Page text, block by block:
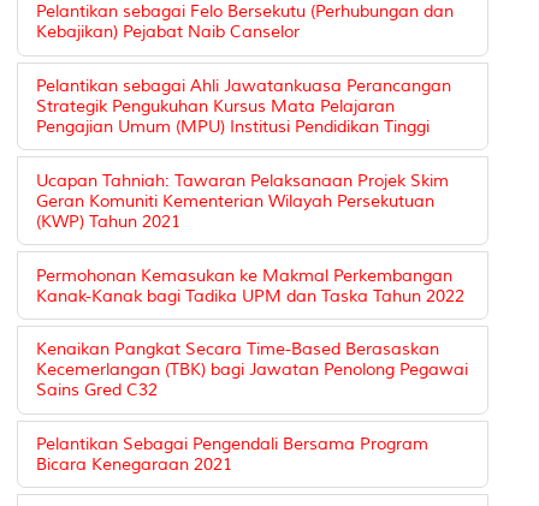
Pelantikan sebagai Felo Bersekutu (Perhubungan dan
Kebajikan) Pejabat Naib Canselor
Pelantikan sebagai Ahli Jawatankuasa Perancangan
Strategik Pengukuhan Kursus Mata Pelajaran
Pengajian Umum (MPU) Institusi Pendidikan Tinggi
Ucapan Tahniah: Tawaran Pelaksanaan Projek Skim
Geran Komuniti Kementerian Wilayah Persekutuan
(KWP) Tahun 2021
Permohonan Kemasukan ke Makmal Perkembangan
Kanak-Kanak bagi Tadika UPM dan Taska Tahun 2022
Kenaikan Pangkat Secara Time-Based Berasaskan
Kecemerlangan (TBK) bagi Jawatan Penolong Pegawai
Sains Gred C32
Pelantikan Sebagai Pengendali Bersama Program
Bicara Kenegaraan 2021